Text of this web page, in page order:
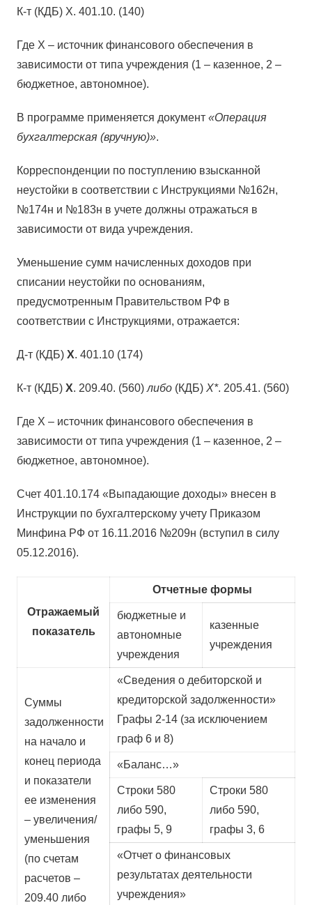
К-т (КДБ) Х. 401.10. (140)
Где Х – источник финансового обеспечения в
зависимости от типа учреждения (1 – казенное, 2 –
бюджетное, автономное).
В программе применяется документ «Операция
бухгалтерская (вручную)».
Корреспонденции по поступлению взысканной
неустойки в соответствии с Инструкциями №162н,
№174н и №183н в учете должны отражаться в
зависимости от вида учреждения.
Уменьшение сумм начисленных доходов при
списании неустойки по основаниям,
предусмотренным Правительством РФ в
соответствии с Инструкциями, отражается:
Д-т (КДБ) Х. 401.10 (174)
К-т (КДБ) Х. 209.40. (560) либо (КДБ) Х*. 205.41. (560)
Где Х – источник финансового обеспечения в
зависимости от типа учреждения (1 – казенное, 2 –
бюджетное, автономное).
Счет 401.10.174 «Выпадающие доходы» внесен в
Инструкции по бухгалтерскому учету Приказом
Минфина РФ от 16.11.2016 №209н (вступил в силу
05.12.2016).
Отражаемый
показатель
Отчетные формы
бюджетные и
автономные
учреждения
казенные
учреждения
Суммы
задолженности
на начало и
конец периода
и показатели
ее изменения
– увеличения/
уменьшения
(по счетам
расчетов –
209.40 либо
«Сведения о дебиторской и
кредиторской задолженности»
Графы 2-14 (за исключением
граф 6 и 8)
«Баланс…»
Строки 580
либо 590,
графы 5, 9
Строки 580
либо 590,
графы 3, 6
«Отчет о финансовых
результатах деятельности
учреждения»